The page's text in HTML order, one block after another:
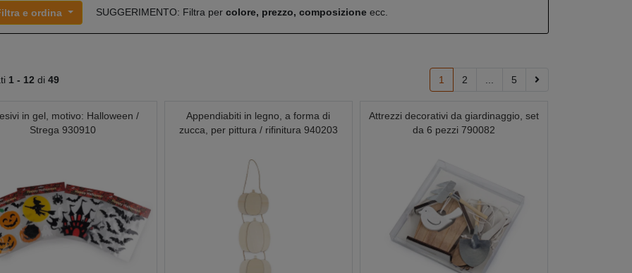
e ordina SUGGERIMENTO: Filtra per colore, prezzo, composizioneecc.
1 - 12 di 49 1 2 5
in gel, motivo: Halloween /
Strega 930910
Appendiabiti in legno, a forma di
zucca, per pittura / rifinitura 940203
Attrezzi decorativi da giardinaggio, set
da 6 pezzi 790082